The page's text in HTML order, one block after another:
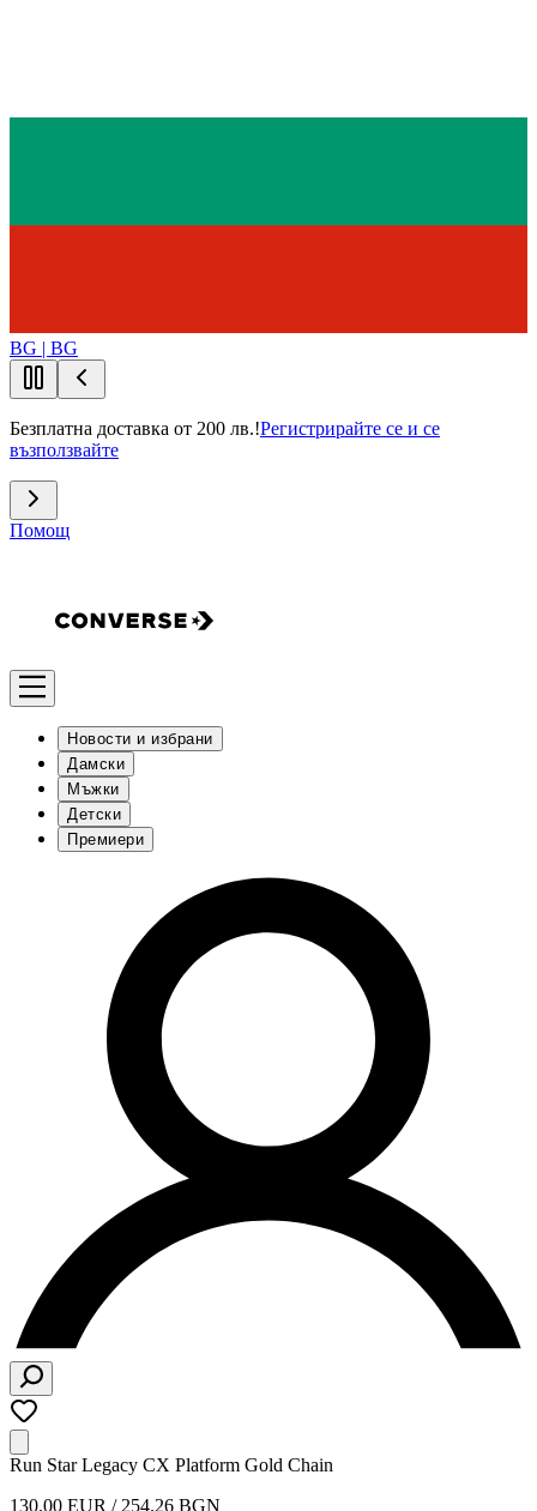
BG | BG
Безплатна доставка от 200 лв.!Регистрирайте се и се
възползвайте
Помощ
Новости и избрани
Дамски
Мъжки
Детски
Премиери
Run Star Legacy CX Platform Gold Chain
130.00 EUR / 254.26 BGN